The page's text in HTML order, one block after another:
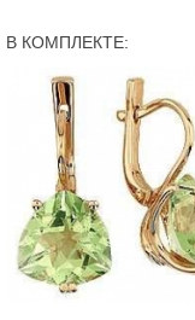
В КОМПЛЕКТЕ: